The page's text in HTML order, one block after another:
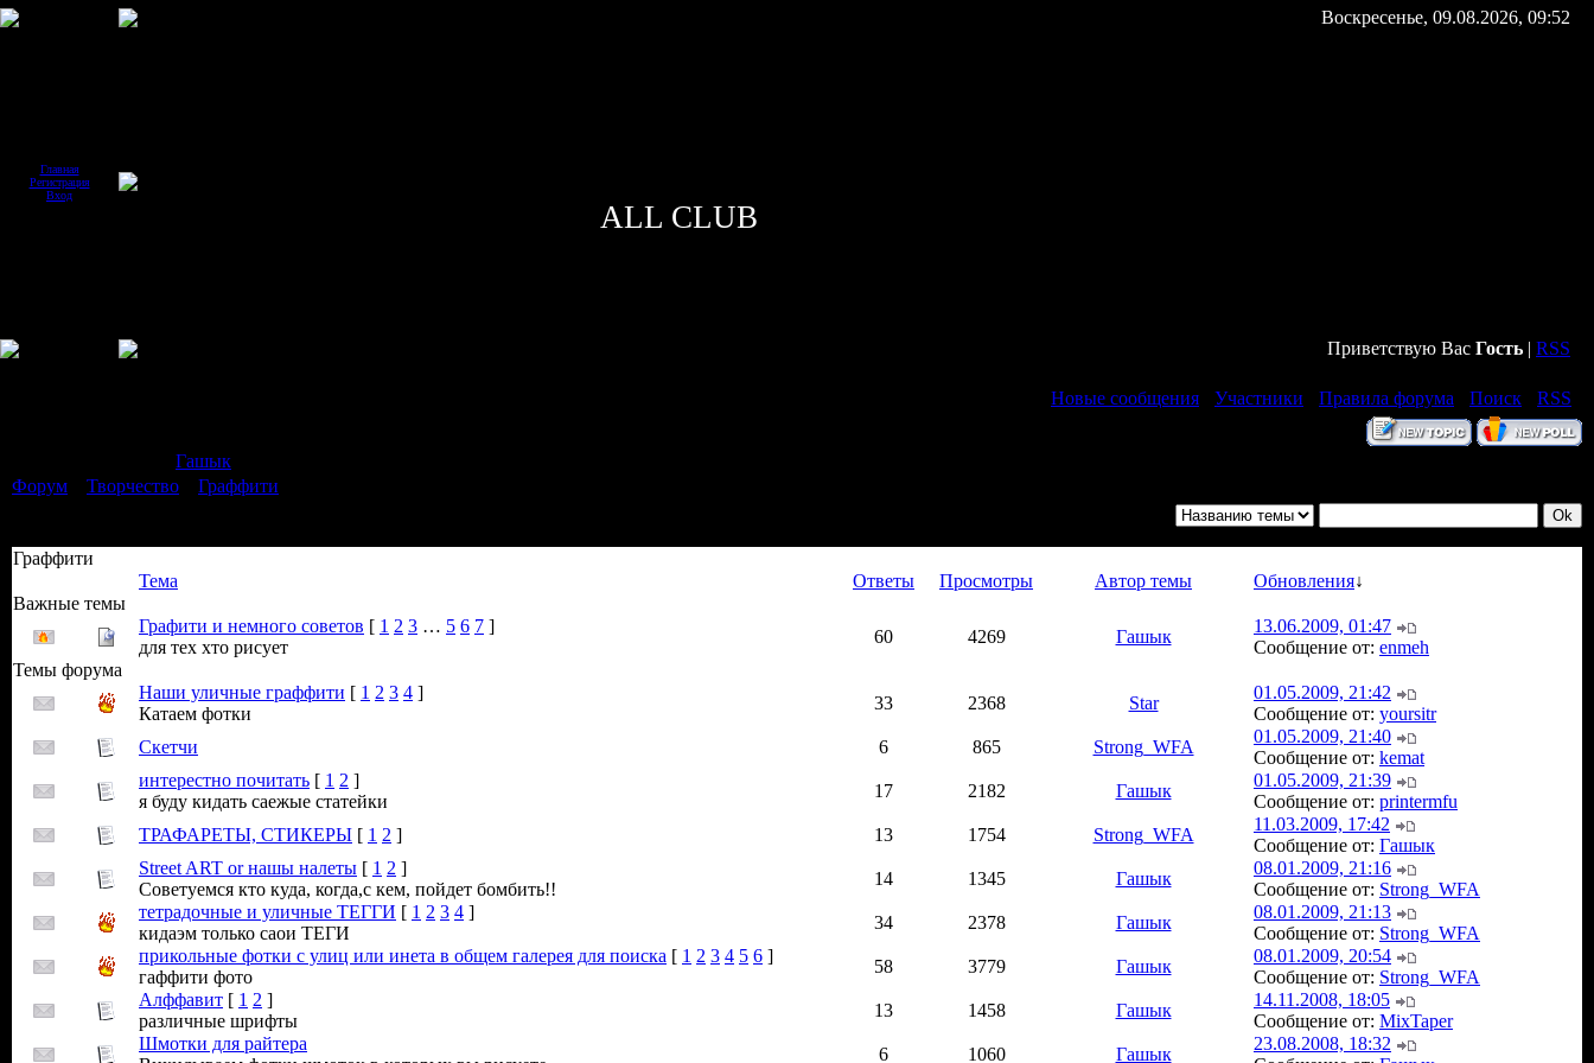
Воскресенье, 09.08.2026, 09:52
Главная
Регистрация
Вход
ALL CLUB
Приветствую Вас Гость | RSS
Новые сообщения Участники Правила форума Поиск RSS
Гашык
Форум
Творчество
Граффити
Граффити
Тема
Ответы Просмотры Автор темы Обновления↓
Важные темы
Графити и немного советов [ 1 2 3 … 5 6 7 ]
для тех хто рисует
60 4269 Гашык
13.06.2009, 01:47
Сообщение от: enmeh
Темы форума
Наши уличные граффити [ 1 2 3 4 ]
Катаем фотки
33 2368 Star
01.05.2009, 21:42
Сообщение от: yoursitr
Скетчи
6 865 Strong_WFA
01.05.2009, 21:40
Сообщение от: kemat
интерестно почитать [ 1 2 ]
я буду кидать саежые статейки
17 2182 Гашык
01.05.2009, 21:39
Сообщение от: printermfu
ТРАФАРЕТЫ, СТИКЕРЫ [ 1 2 ] 13 1754 Strong_WFA
11.03.2009, 17:42
Сообщение от: Гашык
Street ART or нашы налеты [ 1 2 ]
Советуемся кто куда, когда,с кем, пойдет бомбить!!
14 1345 Гашык
08.01.2009, 21:16
Сообщение от: Strong_WFA
тетрадочные и уличные ТЕГГИ [ 1 2 3 4 ]
кидаэм только саои ТЕГИ
34 2378 Гашык
08.01.2009, 21:13
Сообщение от: Strong_WFA
прикольные фотки с улиц или инета в общем галерея для поиска [ 1 2 3 4 5 6 ]
гаффити фото
58 3779 Гашык
08.01.2009, 20:54
Сообщение от: Strong_WFA
Алффавит [ 1 2 ]
различные шрифты
13 1458 Гашык
14.11.2008, 18:05
Сообщение от: MixTaper
Шмотки для райтера
6 1060 Гашык
23.08.2008, 18:32